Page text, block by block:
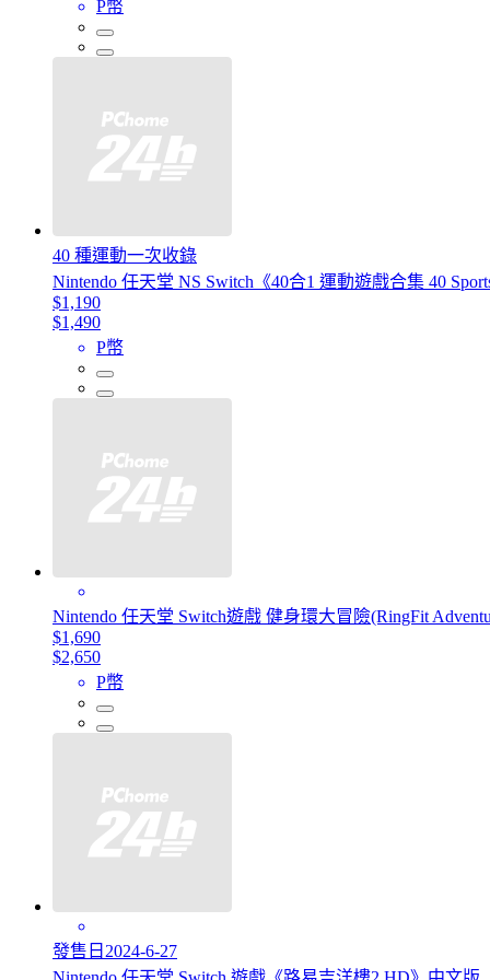
P幣
40 種運動一次收錄
Nintendo 任天堂 NS Switch《40合1 運動遊戲合集 40
$1,190
$1,490
P幣
Nintendo 任天堂 Switch遊戲 健身環大冒險(RingFit
$1,690
$2,650
P幣
發售日2024-6-27